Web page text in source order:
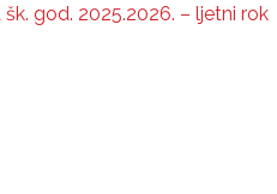
god. 2025.2026. – ljetni rok